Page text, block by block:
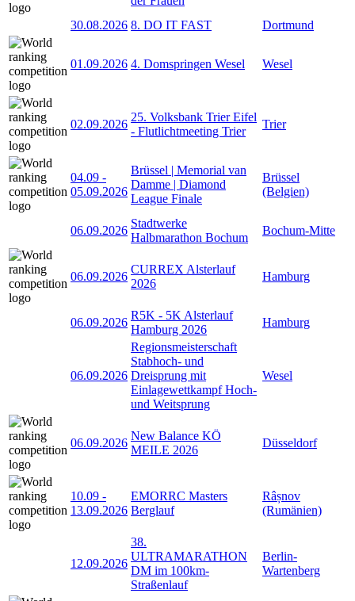
30.08.2026 8. DO IT FAST Dortmund
01.09.2026 4. Domspringen Wesel Wesel
02.09.2026
25. Volksbank Trier Eifel
- Flutlichtmeeting Trier
Trier
04.09 -
05.09.2026
Brüssel | Memorial van
Damme | Diamond
League Finale
Brüssel
(Belgien)
06.09.2026
Stadtwerke
Halbmarathon Bochum
Bochum-Mitte
06.09.2026
CURREX Alsterlauf
2026
Hamburg
06.09.2026
R5K - 5K Alsterlauf
Hamburg 2026
Hamburg
06.09.2026
Regionsmeisterschaft
Stabhoch- und
Dreisprung mit
Einlagewettkampf Hoch-
und Weitsprung
Wesel
06.09.2026
New Balance KÖ
MEILE 2026
Düsseldorf
10.09 -
13.09.2026
EMORRC Masters
Berglauf
Râșnov
(Rumänien)
12.09.2026
38.
ULTRAMARATHON
DM im 100km-
Straßenlauf
Berlin-
Wartenberg